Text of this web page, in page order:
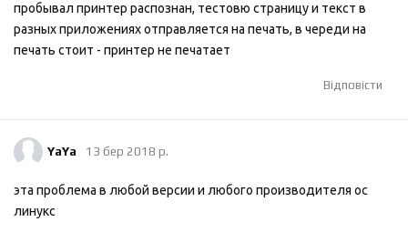
пробывал принтер распознан, тестовю страницу и текст в
разных приложениях отправляется на печать, в череди на
печать стоит - принтер не печатает
Відповісти
YaYa 13 бер 2018 р.
эта проблема в любой версии и любого производителя ос
линукс